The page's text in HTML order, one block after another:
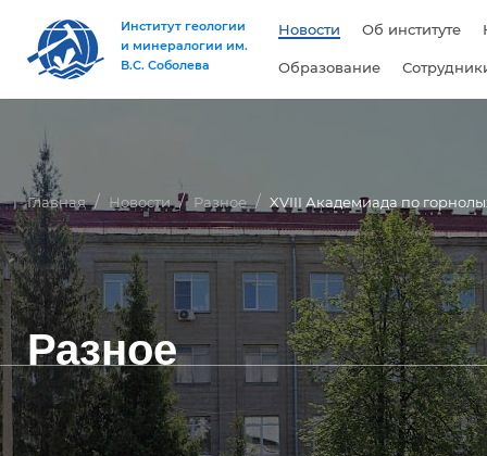
Институт геологии
и минералогии им.
В.С. Соболева
Новости Об институте
Образование
Главная Новости Разное XVIII Академиада по
Разное